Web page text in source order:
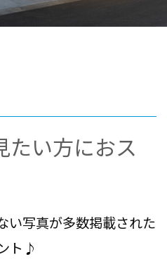
たい方におス
い写真が多数掲載された
ト♪